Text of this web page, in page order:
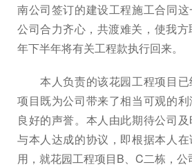
南公司签订的建设工程施工合同
公司合力齐心，共渡难关，使我
年下半年将有关工程款执行回来。
本人负责的该花园工程项目已
项目既为公司带来了相当可观的
良好的声誉。本人由此期待公司
与本人达成的协议，即根据本人
用，就花园工程项目B、C二栋，